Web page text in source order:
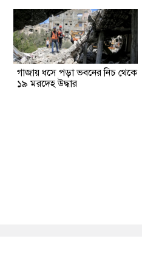
গাজায় ধসে পড়া ভবনের নিচ থেকে
১৯ মরদেহ উদ্ধার